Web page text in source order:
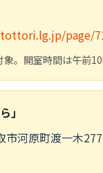
page/
。開室時間は午前
」
河原町渡一木